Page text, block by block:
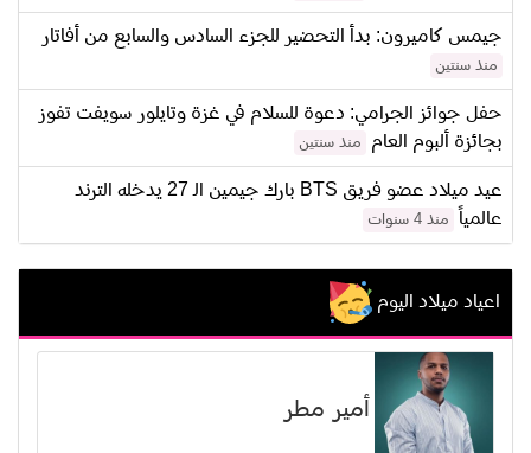
جيمس كاميرون: بدأ التحضير للجزء السادس والسابع من أفاتار
منذ سنتين
حفل جوائز الجرامي: دعوة للسلام في غزة وتايلور سويفت تفوز
بجائزة ألبوم العام
منذ سنتين
عيد ميلاد عضو فريق BTS بارك جيمين الـ 27 يدخله الترند
عالمياً
منذ 4 سنوات
اعياد ميلاد اليوم
أمير مطر